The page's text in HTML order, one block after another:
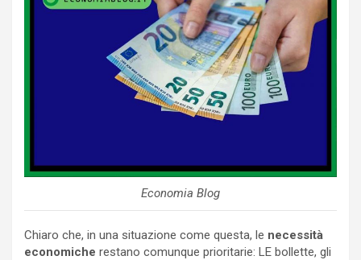
Economia Blog
Chiaro che, in una situazione come questa, le necessità
economiche restano comunque prioritarie: LE bollette, gli